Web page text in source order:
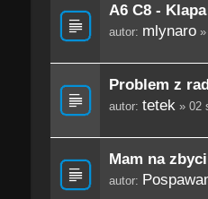
A6 C8 -
autor: mlynaro»
Problem z
autor: tetek» 02
Mam na
autor: